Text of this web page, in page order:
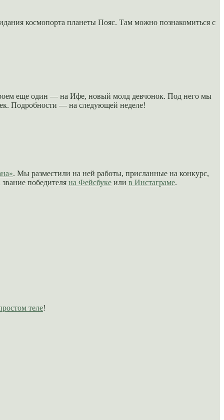
космопорта планеты Пояс. Там можно познакомиться с
еще один — на Ифе, новый молд девчонок. Под него мы
Подробности — на следующей неделе!
. Мы разместили на ней работы, присланные на конкурс,
победителя на Фейсбуке или в Инстаграме.
теле!